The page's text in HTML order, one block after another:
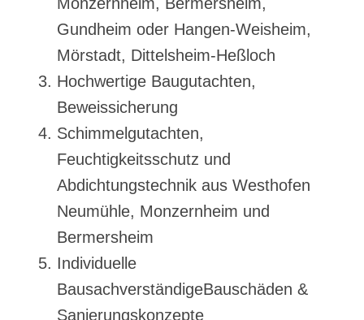
Gundheim oder Hangen-Weisheim,
Mörstadt, Dittelsheim-Heßloch
Hochwertige Baugutachten,
Beweissicherung
Schimmelgutachten,
Feuchtigkeitsschutz und
Abdichtungstechnik aus Westhofen
Neumühle, Monzernheim und
Bermersheim
Individuelle
BausachverständigeBauschäden &
Sanierungskonzepte